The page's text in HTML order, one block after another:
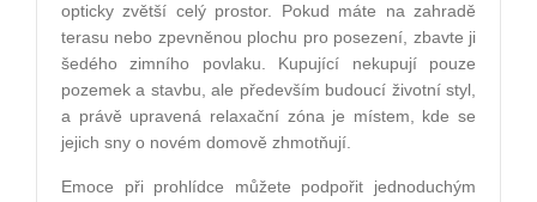
opticky zvětší celý prostor. Pokud máte na zahradě
terasu nebo zpevněnou plochu pro posezení, zbavte ji
šedého zimního povlaku. Kupující nekupují pouze
pozemek a stavbu, ale především budoucí životní styl,
a právě upravená relaxační zóna je místem, kde se
jejich sny o novém domově zhmotňují.
Emoce při prohlídce můžete podpořit jednoduchým